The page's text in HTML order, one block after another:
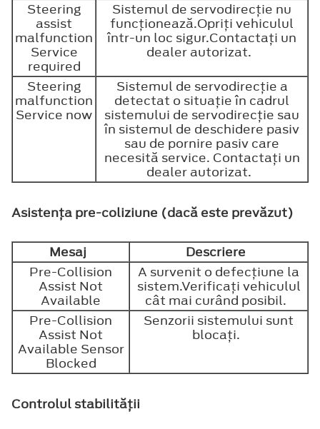
Steering
assist
malfunction
Service
required
Sistemul de servodirecţie nu
funcţionează.Opriţi vehiculul
într-un loc sigur.Contactaţi un
dealer autorizat.
Steering
malfunction
Service now
Sistemul de servodirecţie a
detectat o situaţie în cadrul
sistemului de servodirecţie sau
în sistemul de deschidere pasiv
sau de pornire pasiv care
necesită service. Contactaţi un
dealer autorizat.
Asistenţa pre-coliziune (dacă este prevăzut)
Mesaj
Descriere
Pre-Collision
Assist Not
Available
A survenit o defecţiune la
sistem.Verificaţi vehiculul
cât mai curând posibil.
Pre-Collision
Assist Not
Available Sensor
Blocked
Senzorii sistemului sunt
blocaţi.
Controlul stabilităţii